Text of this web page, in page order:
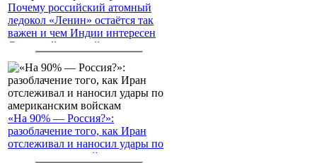
Почему российский атомный
ледокол «Ленин» остаётся так
важен и чем Индии интересен
Северный морской путь
«На 90% — Россия?»:
разоблачение того, как Иран
отслеживал и наносил удары по
американским войскам